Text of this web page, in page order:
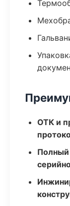
ОТК и
Полный